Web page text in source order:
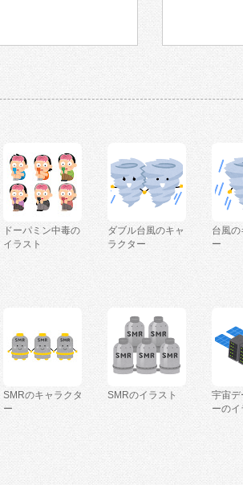
ドーパミン中毒の
イラスト
ダブル台風のキャ
ラクター
台風の
ー
SMRのキャラクタ
ー
SMRのイラスト
宇宙デ
ーのイ